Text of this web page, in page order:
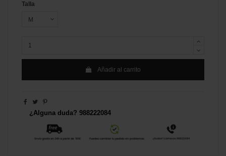
Talla
Añadir al carrito
¿Alguna duda? 988222084